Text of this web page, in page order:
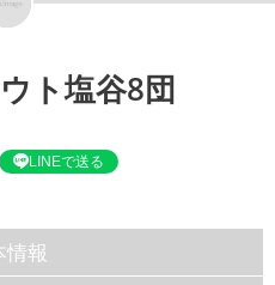
ト塩谷8団
LINEで送る
情報